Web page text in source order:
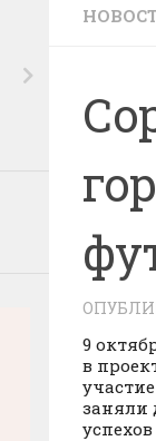
9
в
заняли